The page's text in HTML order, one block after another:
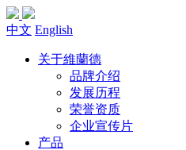
中文 English
关于維蘭德
品牌介绍
发展历程
荣誉资质
企业宣传片
产品